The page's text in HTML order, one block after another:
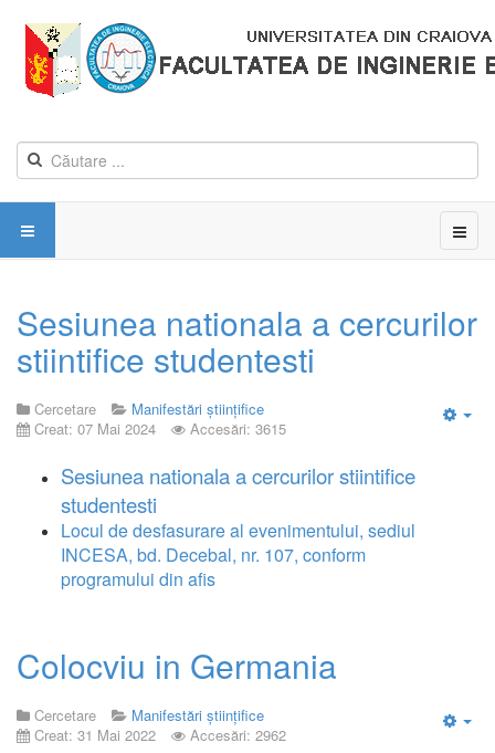
Sesiunea nationala a cercurilor
stiintifice studentesti
Cercetare
Manifestări științifice
Creat: 07 Mai 2024
Accesări: 3615
Sesiunea nationala a cercurilor stiintifice
studentesti
Locul de desfasurare al evenimentului, sediul
INCESA, bd. Decebal, nr. 107, conform
programului din afis
Colocviu in Germania
Cercetare
Manifestări științifice
Creat: 31 Mai 2022
Accesări: 2962